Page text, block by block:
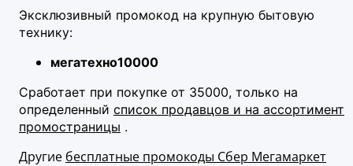
Эксклюзивный промокод на крупную бытовую
технику:
мегатехно10000
Сработает при покупке от 35000, только на
определенный список продавцов и на ассортимент
промостраницы .
Другие бесплатные промокоды Сбер Мегамаркет